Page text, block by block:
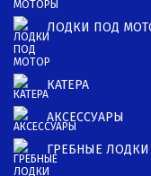
ЛОДКИ ПОД
КАТЕРА
АКСЕССУАРЫ
ГРЕБНЫЕ ЛОДКИ